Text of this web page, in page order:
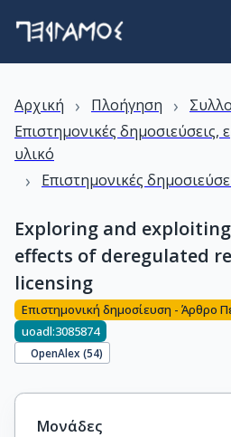
Αρχική › Πλοήγηση ›
Επιστημονικές δημοσιεύσεις,
υλικό
› Επιστημονικές
Exploring and
effects of deregulated
licensing
Επιστημονική δημοσίευση - Άρθρο
uoadl:3085874
OpenAlex (54)
Μονάδες